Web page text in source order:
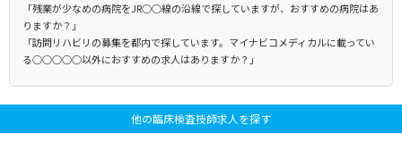
「残業が少なめの病院をJR○○線の沿線で探していますが、おすすめの病院はあ
りますか？」
「訪問リハビリの募集を都内で探しています。マイナビコメディカルに載ってい
る○○○○○以外におすすめの求人はありますか？」
他の臨床検査技師求人を探す